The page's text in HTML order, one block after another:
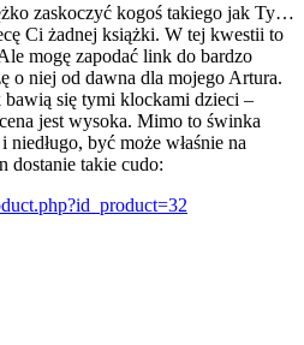
zaskoczyć kogoś takiego jak Ty…
Ci żadnej książki. W tej kwestii to
mogę zapodać link do bardzo
o niej od dawna dla mojego Artura.
bawią się tymi klockami dzieci –
jest wysoka. Mimo to świnka
niedługo, być może właśnie na
dostanie takie cudo: